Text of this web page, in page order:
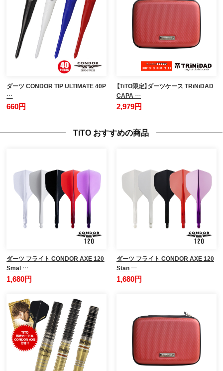
ダーツ CONDOR TIP ULTIMATE 40P
…
660円
【TiTO限定】ダーツケース TRiNiDAD
CAPA …
2,979円
TiTO おすすめの商品
ダーツ フライト CONDOR AXE 120
Smal …
1,680円
ダーツ フライト CONDOR AXE 120
Stan …
1,680円